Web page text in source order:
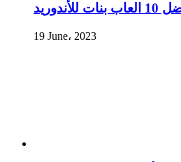
19 June، 2023